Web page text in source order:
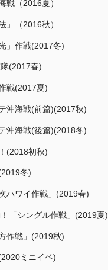
戦（2016夏）
」（2016秋）
」作戦(2017冬)
(2017春)
戦(2017夏)
沖海戦(前篇)(2017秋)
沖海戦(後篇)(2018冬)
(2018初秋)
冬)
ハワイ作戦」(2019春)
「シングル作戦」(2019夏)
作戦」(2019秋)
ミニイベ)